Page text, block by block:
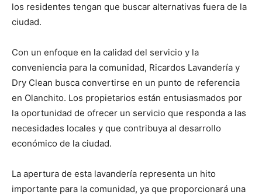
los residentes tengan que buscar alternativas fuera de la
ciudad.
Con un enfoque en la calidad del servicio y la
conveniencia para la comunidad, Ricardos Lavandería y
Dry Clean busca convertirse en un punto de referencia
en Olanchito. Los propietarios están entusiasmados por
la oportunidad de ofrecer un servicio que responda a las
necesidades locales y que contribuya al desarrollo
económico de la ciudad.
La apertura de esta lavandería representa un hito
importante para la comunidad, ya que proporcionará una